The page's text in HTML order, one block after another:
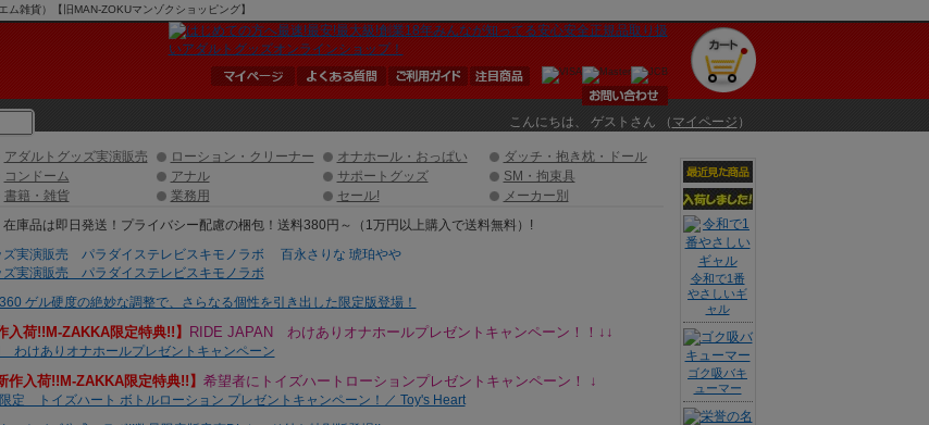
雑貨）【旧MAN-ZOKUマンゾクショッピング】
こんにちは、 ゲストさん （ マイページ ）
アダルトグッズ実演販売 ローション・クリーナー オナホール・おっぱい
ダッチ・抱き枕・ドール
コンドーム アナル サポートグッズ
SM・拘束具
書籍・雑貨 業務用 セール! メーカー別
入荷!!M-ZAKKA限定特典!!】 RIDE JAPAN わけありオナホールプレゼントキャンペーン！！↓↓
作入荷!!M-ZAKKA限定特典!!】 希望者にトイズハートローションプレゼントキャンペーン！ ↓
令和で1番
やさしいギ
ャル
ゴク吸バキ
ューマー